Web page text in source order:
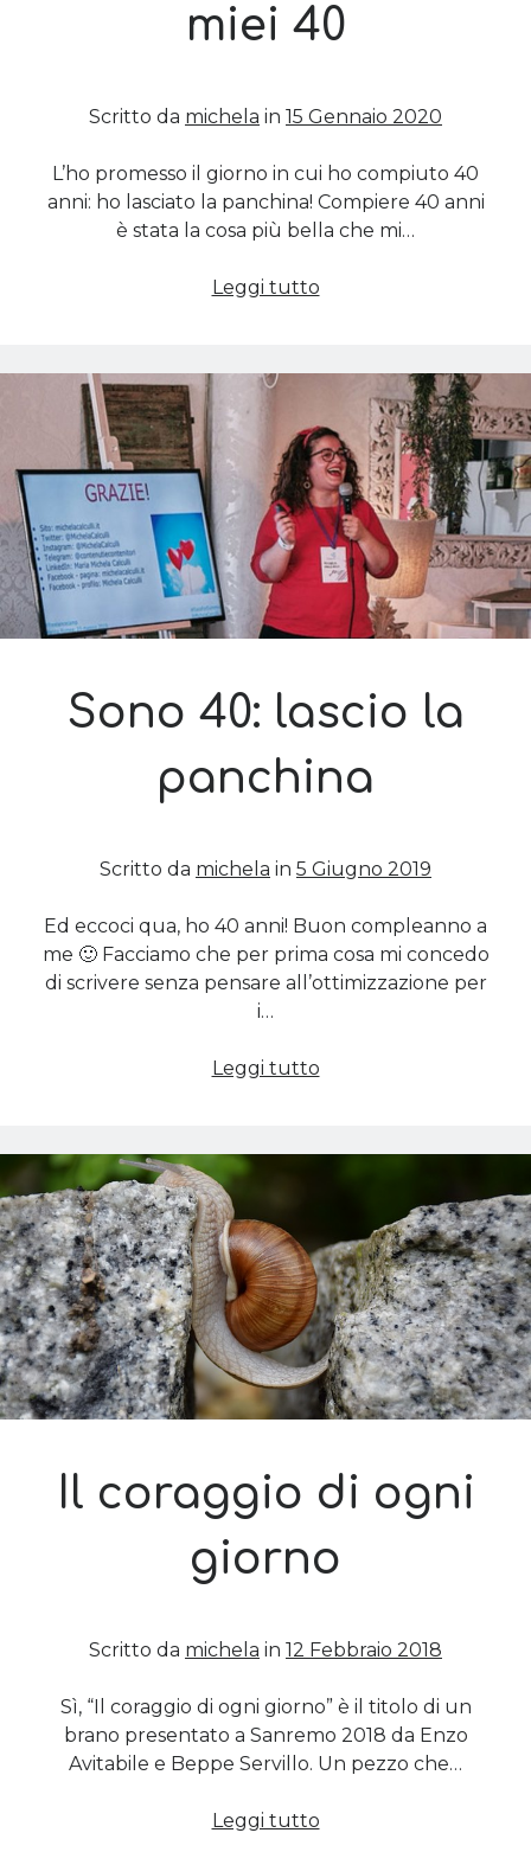
miei 40
Scritto da michela in 15 Gennaio 2020
L’ho promesso il giorno in cui ho compiuto 40
anni: ho lasciato la panchina! Compiere 40 anni
è stata la cosa più bella che mi…
Leggi tuttoLa
miei
Sono 40: lascio la
panchina
Scritto da michela in 5 Giugno 2019
Ed eccoci qua, ho 40 anni! Buon compleanno a
me 🙂 Facciamo che per prima cosa mi concedo
di scrivere senza pensare all’ottimizzazione per
i…
Leggi tuttoSono
la
Il coraggio di ogni
giorno
Scritto da michela in 12 Febbraio 2018
Sì, “Il coraggio di ogni giorno” è il titolo di un
brano presentato a Sanremo 2018 da Enzo
Avitabile e Beppe Servillo. Un pezzo che…
Leggi tuttoIl